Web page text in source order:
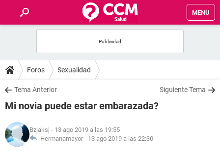
MENU
FOROS
SALUD
NUTRICIÓN
Foros Sexualidad
Tema Anterior Siguiente Tema
Mi novia puede estar embarazada?
Bzjaksj - 13 ago 2019 a las 19:55
Hermanamayor - 13 ago 2019 a las 22:30